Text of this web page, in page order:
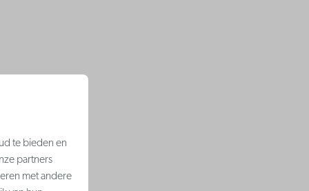
te bieden en
partners
met andere